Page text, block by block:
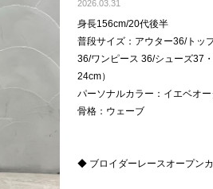
2026.03.31
身長156cm/20代後半
普段サイズ：アウター36/トッ
36/ワンピース 36/シューズ37
24cm）
パーソナルカラー：イエベオー
骨格：ウェーブ
◆ ブロイダーレースオープン